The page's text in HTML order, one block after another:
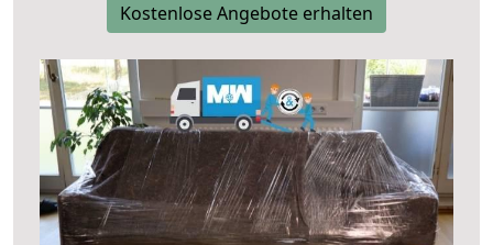
Kostenlose Angebote erhalten